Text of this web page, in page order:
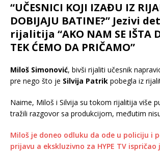
“UČESNICI KOJI IZAĐU IZ
DOBIJAJU BATINE?” Jezivi
rijalitija “AKO NAM SE IŠTA
TEK ĆEMO DA PRIČAMO”
Miloš Simonović, bivši rijaliti učesnik
pre nego što je Silvija Patrik pobegla iz
Naime, Miloš i Silvija su tokom rijalitija više
tražili razgovor sa produkcijom, međutim
Miloš je doneo odluku da ode u policiju i
prijavu a ekskluzivno za HYPE TV